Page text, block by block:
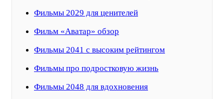
Фильмы 2029 для ценителей
Фильм «Аватар» обзор
Фильмы 2041 с высоким рейтингом
Фильмы про подростковую жизнь
Фильмы 2048 для вдохновения